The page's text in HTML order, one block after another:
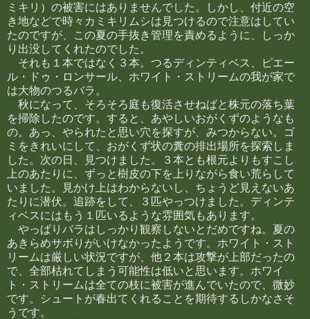
ミキリ）の被害にはありませんでした。しかし、付近の空
き地などで時々カミキリムシは見つけるので注意はしてい
たのですが、この夏の手抜き管理を責めるように、しっか
り出没してくれたのでした。
それも１本ではなく３本。つるディンティベス、ピエー
ル・ドゥ・ロンサール、ホワイト・ストリームの我が家で
は大物のつるバラ。
秋になって、そろそろ庭も復活させねばと株元の落ち葉
を掃除したのです。すると、あやしいおがくずのようなも
の。あっ、やられたと思い穴を探すが、みつからない。ゴ
ミをきれいにして、おがくず状の糞の排出場所を探索しま
した。次の日、見つけました。３本とも根元よりもすこし
上のあたりに、ずっと樹皮の下を上りながら食い荒らして
いました。見かけ上はわからないし、ちょうど見えないあ
たりに潜伏。追跡をして、３匹やっつけました。ディンテ
ィベスにはもう１匹いるような雰囲気もあります。
やっぱりバラはしっかり観察しないとだめですね。夏の
あきらめサボりがいけなかったようです。ホワイト・スト
リームは厳しい状況ですが、他２本は攻撃が上部だったの
で、全部枯れてしまう可能性は低いと思います。ホワイ
ト・ストリームは全ての枝に被害が進んでいたので、微妙
です。シュートが春出てくれることを期待するしかなさそ
うです。